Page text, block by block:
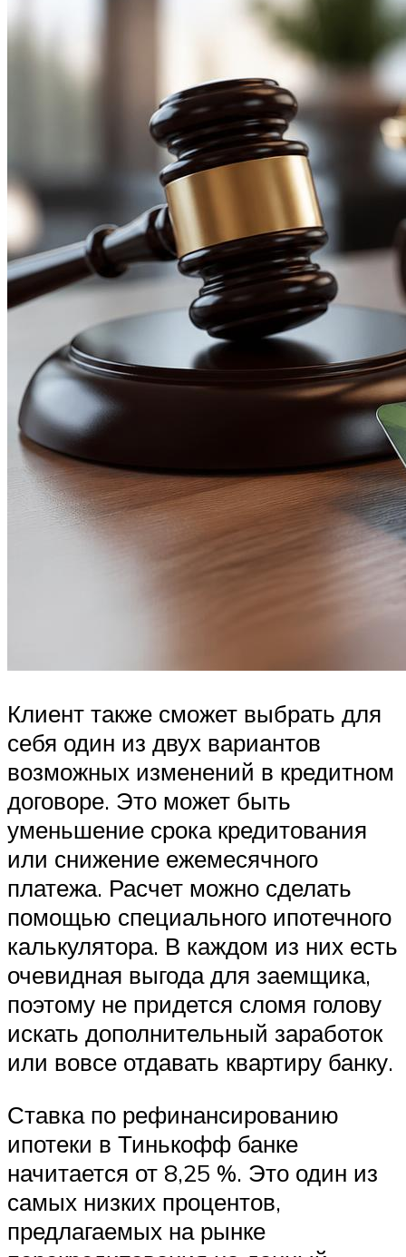
Клиент также сможет выбрать для
себя один из двух вариантов
возможных изменений в кредитном
договоре. Это может быть
уменьшение срока кредитования
или снижение ежемесячного
платежа. Расчет можно сделать
помощью специального ипотечного
калькулятора. В каждом из них есть
очевидная выгода для заемщика,
поэтому не придется сломя голову
искать дополнительный заработок
или вовсе отдавать квартиру банку.
Ставка по рефинансированию
ипотеки в Тинькофф банке
начитается от 8,25 %. Это один из
самых низких процентов,
предлагаемых на рынке